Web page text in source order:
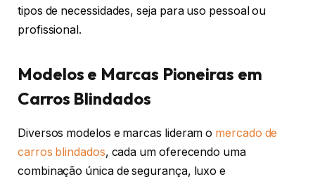
tipos de necessidades, seja para uso pessoal ou
profissional.
Modelos e Marcas Pioneiras em
Carros Blindados
Diversos modelos e marcas lideram o mercado de
carros blindados, cada um oferecendo uma
combinação única de segurança, luxo e